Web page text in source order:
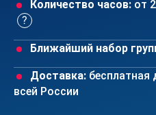
Количество часов: от
Ближайший набор
Доставка: бесплатная
всей России